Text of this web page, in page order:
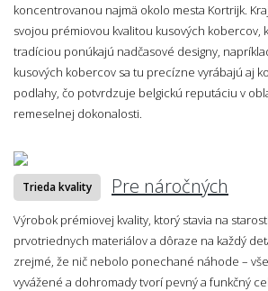
koncentrovanou najmä okolo mesta Kortrijk.
svojou prémiovou kvalitou kusových kobercov,
tradíciou ponúkajú nadčasové designy,
kusových kobercov sa tu precízne vyrábajú aj
podlahy, čo potvrdzuje belgickú reputáciu v
remeselnej dokonalosti.
Trieda kvality Pre náročných
Výrobok prémiovej kvality, ktorý stavia na
prvotriednych materiálov a dôraze na každý
zrejmé, že nič nebolo ponechané náhode –
vyvážené a dohromady tvorí pevný a funkčný